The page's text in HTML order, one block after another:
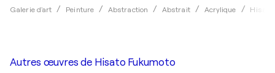
Galerie d'art Peinture Abstraction Abstrait Acrylique Hisato
Autres œuvres de Hisato Fukumoto